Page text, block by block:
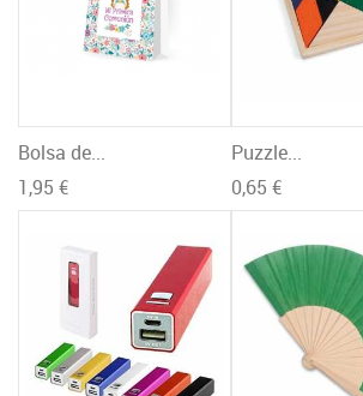
Bolsa de...
1,95 €
Puzzle...
0,65 €